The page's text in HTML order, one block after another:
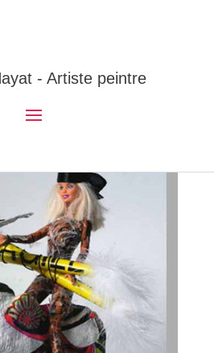
- Artiste peintre